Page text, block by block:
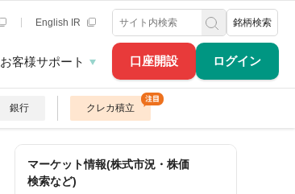
口座開設 ログイン
English IR 銘柄検索
お客様サポート
銀行 クレカ積立
マーケット情報(株式市況・株価
検索など)